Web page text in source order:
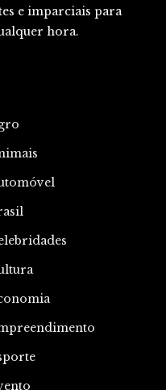
e imparciais para
hora.